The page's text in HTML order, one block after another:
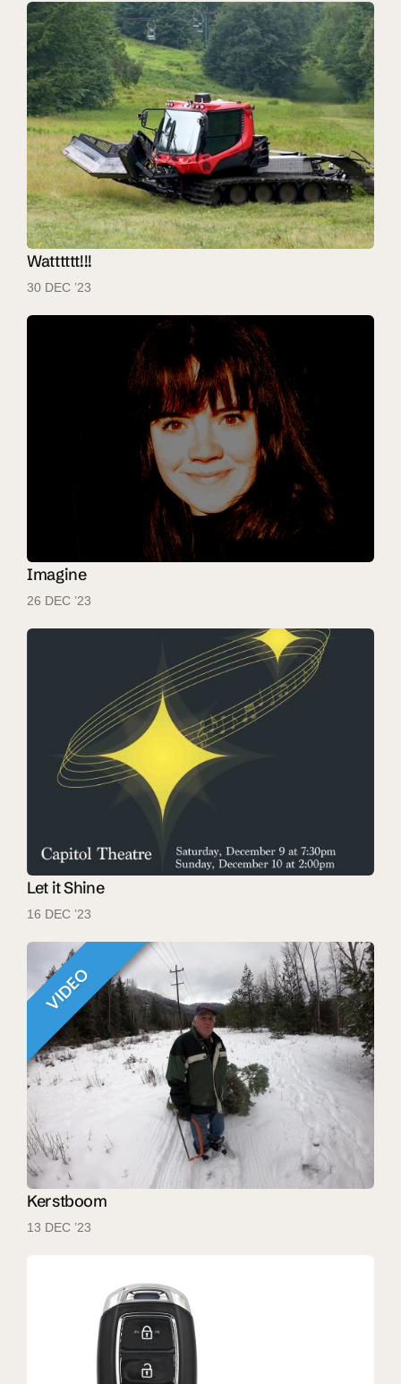
Watttttt!!!
30 DEC ’23
Imagine
26 DEC ’23
Let it Shine
16 DEC ’23
VIDEO
Kerstboom
13 DEC ’23